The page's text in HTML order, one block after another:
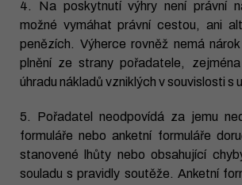
4. Na poskytnutí výhry není právní
možné vymáhat právní cestou, ani
penězích. Výherce rovněž nemá
plnění ze strany pořadatele,
úhradu nákladů vzniklých v souvislosti s
5. Pořadatel neodpovídá za jemu
formuláře nebo anketní formuláře
stanovené lhůty nebo obsahující
souladu s pravidly soutěže. Anketní